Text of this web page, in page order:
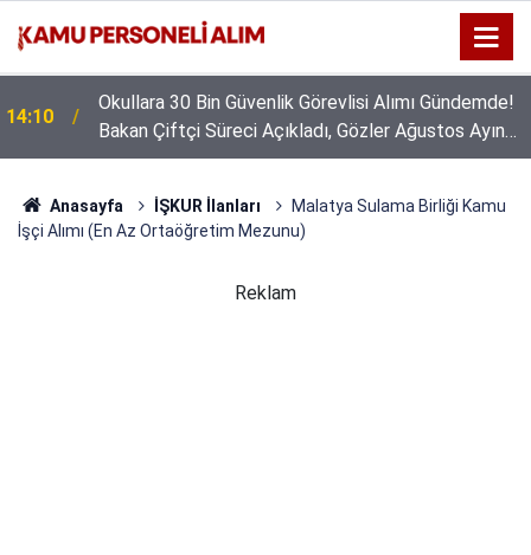
14:10
Okullara 30 Bin Güvenlik Görevlisi Alımı Gündemde!
Bakan Çiftçi Süreci Açıkladı, Gözler Ağustos Ayına
Çevrildi
Anasayfa İŞKUR İlanları
Malatya Sulama Birliği Kamu
İşçi Alımı (En Az Ortaöğretim Mezunu)
Reklam